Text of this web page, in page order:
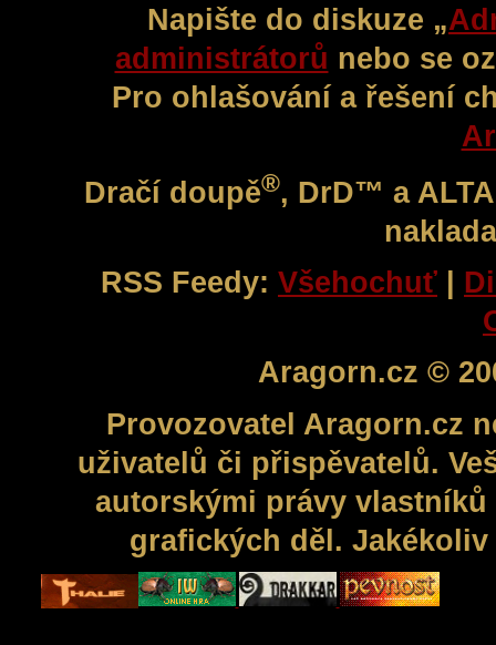
Napište do diskuze „
administrátorů nebo se
Pro ohlašování a řešení
Dračí doupě®, DrD™ a
RSS Feedy: Všehochuť |
Aragorn.cz ©
Provozovatel Aragorn.cz
uživatelů či přispěvatelů.
autorskými právy
grafických děl.